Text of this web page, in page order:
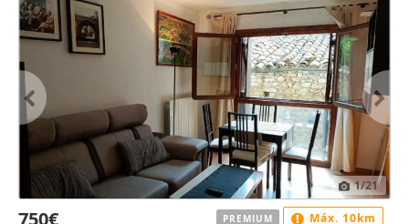
1/21
750€ PREMIUM Máx. 10km